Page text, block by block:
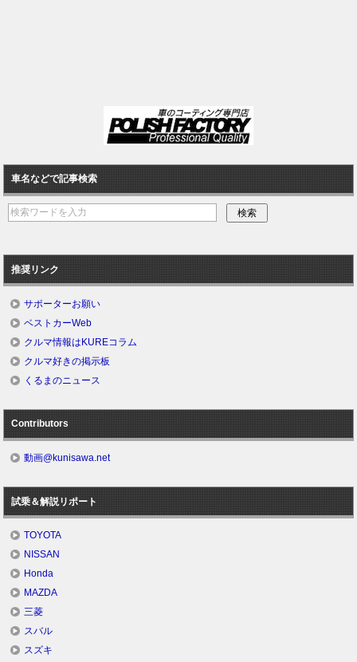
車名などで記事検索
推奨リンク
サポーターお願い
ベストカーWeb
クルマ情報はKUREコラム
クルマ好きの掲示板
くるまのニュース
Contributors
動画@kunisawa.net
試乗＆解説リポート
TOYOTA
NISSAN
Honda
MAZDA
三菱
スバル
スズキ